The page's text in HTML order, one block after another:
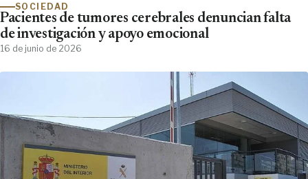
SOCIEDAD
Pacientes de tumores cerebrales denuncian falta
de investigación y apoyo emocional
16 de junio de 2026